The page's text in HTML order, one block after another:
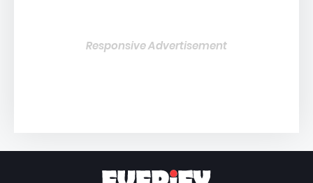
Responsive Advertisement